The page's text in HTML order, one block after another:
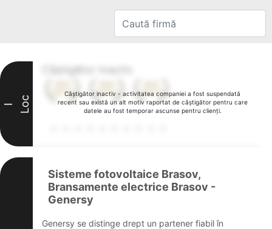
Câștigător inactiv - activitatea companiei a fost suspendată
recent sau există un alt motiv raportat de câștigător pentru care
datele au fost temporar ascunse pentru clienți.
I Loc
Sisteme fotovoltaice Brasov,
Bransamente electrice Brasov -
Genersy
Genersy se distinge drept un partener fiabil în